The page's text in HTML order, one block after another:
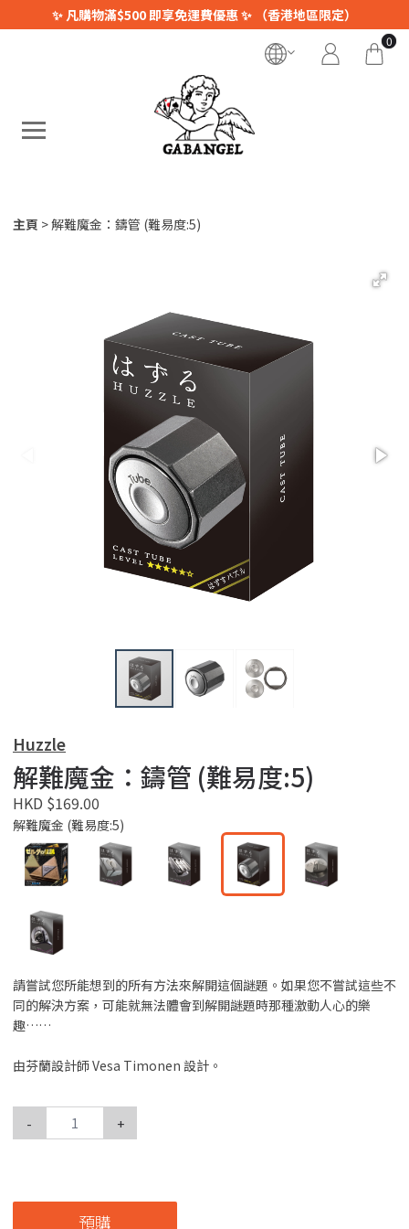
✨ 凡購物滿$500 即享免運費優惠 ✨ （香港地區限定）
0
主頁 解難魔金：鑄管 (難易度:5)
Huzzle
解難魔金：鑄管 (難易度:5)
HKD $169.00
解難魔金 (難易度:5)
請嘗試您所能想到的所有方法來解開這個謎題。如果您不嘗試這些不
同的解決方案，可能就無法體會到解開謎題時那種激動人心的樂
趣……
由芬蘭設計師 Vesa Timonen 設計。
- +
預購